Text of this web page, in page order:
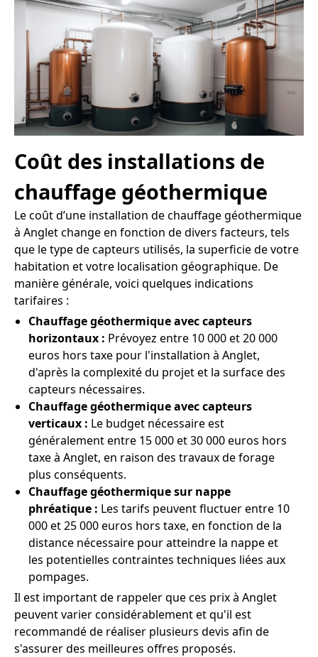
Coût des installations de
chauffage géothermique
Le coût d’une installation de chauffage géothermique
à Anglet change en fonction de divers facteurs, tels
que le type de capteurs utilisés, la superficie de votre
habitation et votre localisation géographique. De
manière générale, voici quelques indications
tarifaires :
Chauffage géothermique avec capteurs
horizontaux : Prévoyez entre 10 000 et 20 000
euros hors taxe pour l'installation à Anglet,
d'après la complexité du projet et la surface des
capteurs nécessaires.
Chauffage géothermique avec capteurs
verticaux : Le budget nécessaire est
généralement entre 15 000 et 30 000 euros hors
taxe à Anglet, en raison des travaux de forage
plus conséquents.
Chauffage géothermique sur nappe
phréatique : Les tarifs peuvent fluctuer entre 10
000 et 25 000 euros hors taxe, en fonction de la
distance nécessaire pour atteindre la nappe et
les potentielles contraintes techniques liées aux
pompages.
Il est important de rappeler que ces prix à Anglet
peuvent varier considérablement et qu'il est
recommandé de réaliser plusieurs devis afin de
s'assurer des meilleures offres proposés.